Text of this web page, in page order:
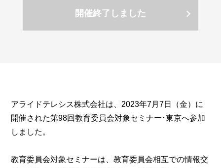
開催終了しました
アライドテレシス株式会社は、2023年7月7日（金）に
開催された第98回教育委員会対象セミナー･東京へ参加
しました。
教育委員会対象セミナーは、教育委員会相互での情報交